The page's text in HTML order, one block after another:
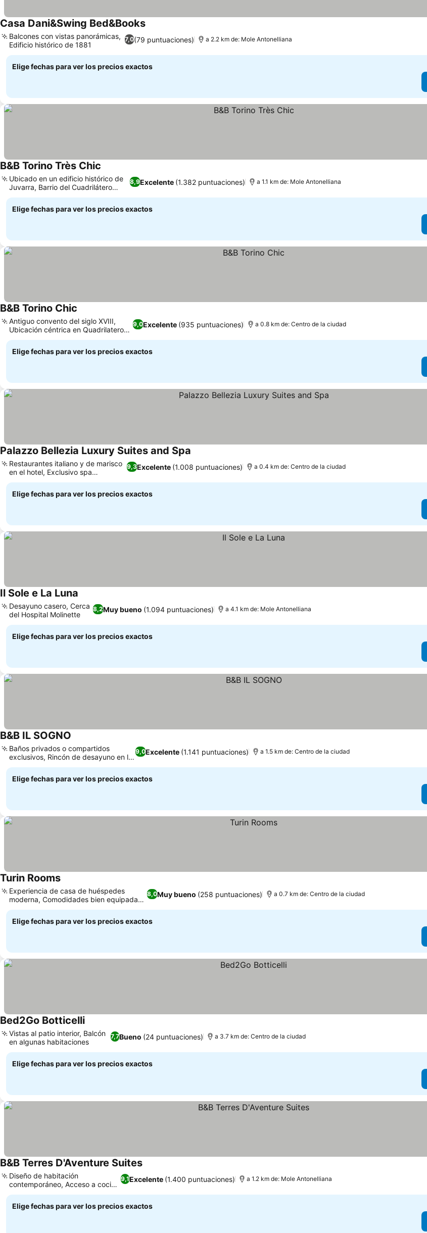
Casa Dani&Swing Bed&Books
7,0(79 puntuaciones)
Balcones con vistas panorámicas,
Edificio histórico de 1881
a 2.2 km de: Mole Antonelliana
Elige fechas para ver los precios exactos
B&B Torino Très Chic
8,9Excelente (1.382 puntuaciones)
Ubicado en un edificio histórico de
Juvarra, Barrio del Cuadrilátero
Romano
a 1.1 km de: Mole Antonelliana
Elige fechas para ver los precios exactos
B&B Torino Chic
9,0Excelente (935 puntuaciones)
Antiguo convento del siglo XVIII,
Ubicación céntrica en Quadrilatero
Romano
a 0.8 km de: Centro de la ciudad
Elige fechas para ver los precios exactos
Palazzo Bellezia Luxury Suites and Spa
9,3Excelente (1.008 puntuaciones)
Restaurantes italiano y de marisco
en el hotel, Exclusivo spa
subterráneo
a 0.4 km de: Centro de la ciudad
Elige fechas para ver los precios exactos
Il Sole e La Luna
8,2Muy bueno (1.094 puntuaciones)
Desayuno casero, Cerca
del Hospital Molinette
a 4.1 km de: Mole Antonelliana
Elige fechas para ver los precios exactos
B&B IL SOGNO
9,0Excelente (1.141 puntuaciones)
Baños privados o compartidos
exclusivos, Rincón de desayuno en la
habitación
a 1.5 km de: Centro de la ciudad
Elige fechas para ver los precios exactos
Turin Rooms
8,0Muy bueno (258 puntuaciones)
Experiencia de casa de huéspedes
moderna, Comodidades bien equipadas
en la habitación
a 0.7 km de: Centro de la ciudad
Elige fechas para ver los precios exactos
Bed2Go Botticelli
7,7Bueno (24 puntuaciones)
Vistas al patio interior, Balcón
en algunas habitaciones
a 3.7 km de: Centro de la ciudad
Elige fechas para ver los precios exactos
B&B Terres D'Aventure Suites
9,1Excelente (1.400 puntuaciones)
Diseño de habitación
contemporáneo, Acceso a cocina
compartida
a 1.2 km de: Mole Antonelliana
Elige fechas para ver los precios exactos